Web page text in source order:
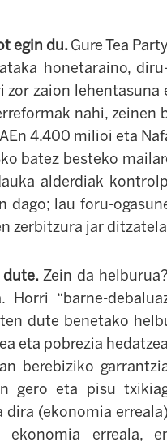
egin du. Gure Tea
honetaraino,
zaion
nahi, zeinen
4.400 milioi eta
batez besteko
alderdiak
dago; lau foru-
zerbitzura jar
dute.Zein da
“barne-
dute benetako
eta pobrezia
berebiziko
gero eta pisu
(ekonomia
erreala,